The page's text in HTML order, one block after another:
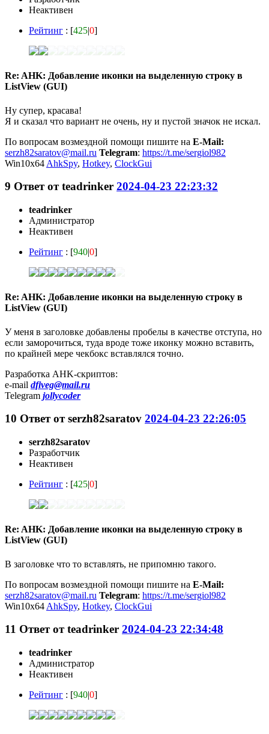
Неактивен
Рейтинг : [425|0]
Re: AHK: Добавление иконки на выделенную строку в
ListView (GUI)
Ну супер, красава!
Я и сказал что вариант не очень, ну и пустой значок не искал.
По вопросам возмездной помощи пишите на E-Mail:
serzh82saratov@mail.ru Telegram: https://t.me/sergiol982
Win10x64 AhkSpy, Hotkey, ClockGui
9 Ответ отteadrinker 2024-04-23 22:23:32
teadrinker
Администратор
Неактивен
Рейтинг : [940|0]
Re: AHK: Добавление иконки на выделенную строку в
ListView (GUI)
У меня в заголовке добавлены пробелы в качестве отступа, но
если заморочиться, туда вроде тоже иконку можно вставить,
по крайней мере чекбокс вставлялся точно.
Разработка AHK-скриптов:
e-mail dfiveg@mail.ru
Telegram jollycoder
10 Ответ отserzh82saratov 2024-04-23 22:26:05
serzh82saratov
Разработчик
Неактивен
Рейтинг : [425|0]
Re: AHK: Добавление иконки на выделенную строку в
ListView (GUI)
В заголовке что то вставлять, не припомню такого.
По вопросам возмездной помощи пишите на E-Mail:
serzh82saratov@mail.ru Telegram: https://t.me/sergiol982
Win10x64 AhkSpy, Hotkey, ClockGui
11 Ответ отteadrinker 2024-04-23 22:34:48
teadrinker
Администратор
Неактивен
Рейтинг : [940|0]